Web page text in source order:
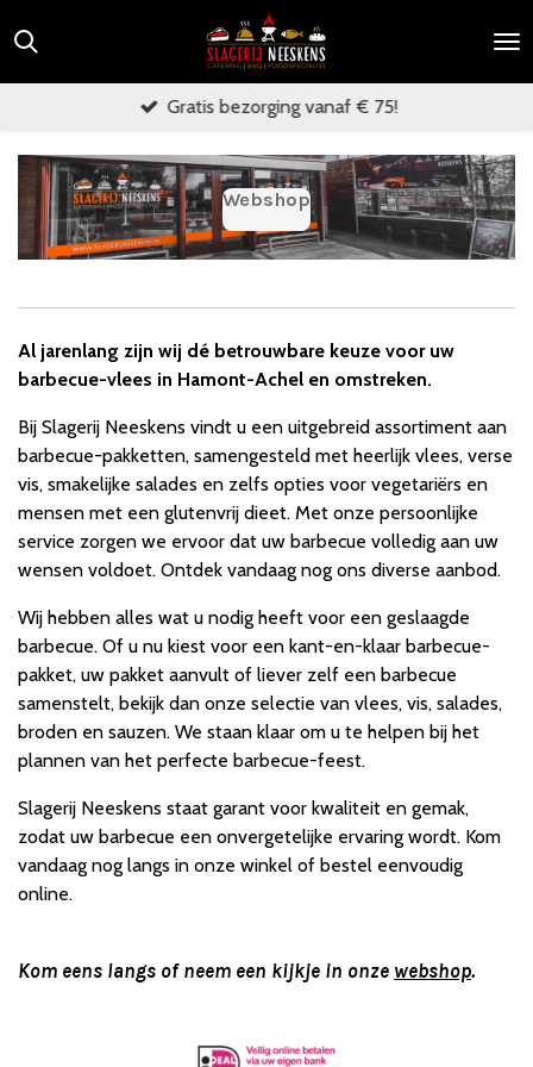
direct
naar
Gratis bezorging vanaf € 75!
Webshop
Al jarenlang zijn wij dé betrouwbare keuze voor uw
barbecue-vlees in Hamont-Achel en omstreken.
Bij Slagerij Neeskens vindt u een uitgebreid assortiment aan
barbecue-pakketten, samengesteld met heerlijk vlees, verse
vis, smakelijke salades en zelfs opties voor vegetariërs en
mensen met een glutenvrij dieet. Met onze persoonlijke
service zorgen we ervoor dat uw barbecue volledig aan uw
wensen voldoet. Ontdek vandaag nog ons diverse aanbod.
Wij hebben alles wat u nodig heeft voor een geslaagde
barbecue. Of u nu kiest voor een kant-en-klaar barbecue-
pakket, uw pakket aanvult of liever zelf een barbecue
samenstelt, bekijk dan onze selectie van vlees, vis, salades,
broden en sauzen. We staan klaar om u te helpen bij het
plannen van het perfecte barbecue-feest.
Slagerij Neeskens staat garant voor kwaliteit en gemak,
zodat uw barbecue een onvergetelijke ervaring wordt. Kom
vandaag nog langs in onze winkel of bestel eenvoudig
online.
Kom eens langs of neem een kijkje in onze webshop.